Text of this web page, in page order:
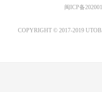
闽ICP备
COPYRIGHT © 2017-2019